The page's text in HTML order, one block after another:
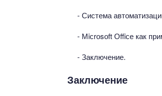
- Система
- Мiсrоsоft Оffiсе как
- Заключение.
Заключение